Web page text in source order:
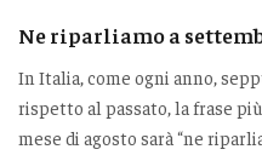
Ne riparliamo a
In Italia, come ogni anno,
rispetto al passato, la frase
mese di agosto sarà “ne